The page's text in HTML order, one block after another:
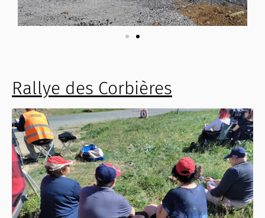
Rallye des Corbières